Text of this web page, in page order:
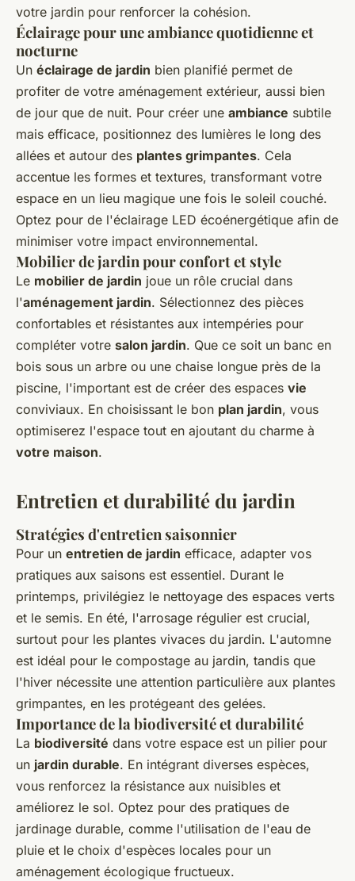
votre jardin pour renforcer la cohésion.
Éclairage pour une ambiance quotidienne et
nocturne
Un éclairage de jardin bien planifié permet de
profiter de votre aménagement extérieur, aussi bien
de jour que de nuit. Pour créer une ambiance subtile
mais efficace, positionnez des lumières le long des
allées et autour des plantes grimpantes. Cela
accentue les formes et textures, transformant votre
espace en un lieu magique une fois le soleil couché.
Optez pour de l'éclairage LED écoénergétique afin de
minimiser votre impact environnemental.
Mobilier de jardin pour confort et style
Le mobilier de jardin joue un rôle crucial dans
l'aménagement jardin. Sélectionnez des pièces
confortables et résistantes aux intempéries pour
compléter votre salon jardin. Que ce soit un banc en
bois sous un arbre ou une chaise longue près de la
piscine, l'important est de créer des espaces vie
conviviaux. En choisissant le bon plan jardin, vous
optimiserez l'espace tout en ajoutant du charme à
votre maison.
Entretien et durabilité du jardin
Stratégies d'entretien saisonnier
Pour un entretien de jardin efficace, adapter vos
pratiques aux saisons est essentiel. Durant le
printemps, privilégiez le nettoyage des espaces verts
et le semis. En été, l'arrosage régulier est crucial,
surtout pour les plantes vivaces du jardin. L'automne
est idéal pour le compostage au jardin, tandis que
l'hiver nécessite une attention particulière aux plantes
grimpantes, en les protégeant des gelées.
Importance de la biodiversité et durabilité
La biodiversité dans votre espace est un pilier pour
un jardin durable. En intégrant diverses espèces,
vous renforcez la résistance aux nuisibles et
améliorez le sol. Optez pour des pratiques de
jardinage durable, comme l'utilisation de l'eau de
pluie et le choix d'espèces locales pour un
aménagement écologique fructueux.